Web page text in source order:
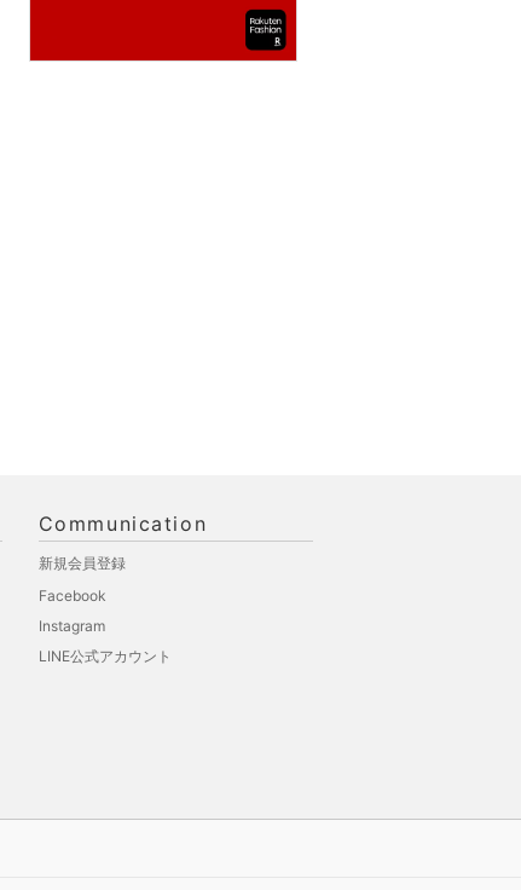
Communication
新規会員登録
Facebook
Instagram
LINE公式アカウント